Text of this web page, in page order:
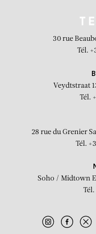
30 rue
Tél.
Veydtstraat
Tél.
28 rue du Grenier
Tél.
Soho / Midtown
Tél.